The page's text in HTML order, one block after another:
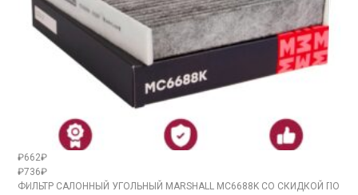
₽662₽
₽736₽
ФИЛЬТР САЛОННЫЙ УГОЛЬНЫЙ MARSHALL MC6688K СО СКИДКОЙ ПО